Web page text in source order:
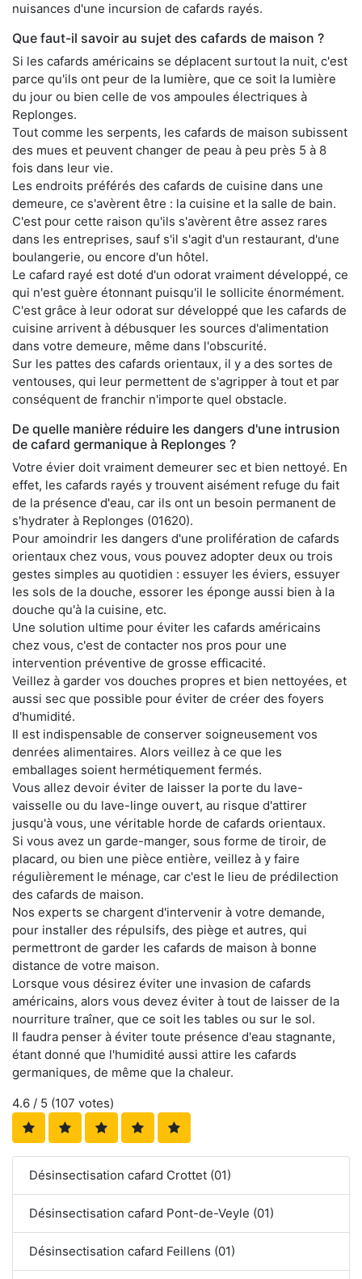
nuisances d'une incursion de cafards rayés.
Que faut-il savoir au sujet des cafards de maison ?
Si les cafards américains se déplacent surtout la nuit, c'est
parce qu'ils ont peur de la lumière, que ce soit la lumière
du jour ou bien celle de vos ampoules électriques à
Replonges.
Tout comme les serpents, les cafards de maison subissent
des mues et peuvent changer de peau à peu près 5 à 8
fois dans leur vie.
Les endroits préférés des cafards de cuisine dans une
demeure, ce s'avèrent être : la cuisine et la salle de bain.
C'est pour cette raison qu'ils s'avèrent être assez rares
dans les entreprises, sauf s'il s'agit d'un restaurant, d'une
boulangerie, ou encore d'un hôtel.
Le cafard rayé est doté d'un odorat vraiment développé, ce
qui n'est guère étonnant puisqu'il le sollicite énormément.
C'est grâce à leur odorat sur développé que les cafards de
cuisine arrivent à débusquer les sources d'alimentation
dans votre demeure, même dans l'obscurité.
Sur les pattes des cafards orientaux, il y a des sortes de
ventouses, qui leur permettent de s'agripper à tout et par
conséquent de franchir n'importe quel obstacle.
De quelle manière réduire les dangers d'une intrusion
de cafard germanique à Replonges ?
Votre évier doit vraiment demeurer sec et bien nettoyé. En
effet, les cafards rayés y trouvent aisément refuge du fait
de la présence d'eau, car ils ont un besoin permanent de
s'hydrater à Replonges (01620).
Pour amoindrir les dangers d'une prolifération de cafards
orientaux chez vous, vous pouvez adopter deux ou trois
gestes simples au quotidien : essuyer les éviers, essuyer
les sols de la douche, essorer les éponge aussi bien à la
douche qu'à la cuisine, etc.
Une solution ultime pour éviter les cafards américains
chez vous, c'est de contacter nos pros pour une
intervention préventive de grosse efficacité.
Veillez à garder vos douches propres et bien nettoyées, et
aussi sec que possible pour éviter de créer des foyers
d'humidité.
Il est indispensable de conserver soigneusement vos
denrées alimentaires. Alors veillez à ce que les
emballages soient hermétiquement fermés.
Vous allez devoir éviter de laisser la porte du lave-
vaisselle ou du lave-linge ouvert, au risque d'attirer
jusqu'à vous, une véritable horde de cafards orientaux.
Si vous avez un garde-manger, sous forme de tiroir, de
placard, ou bien une pièce entière, veillez à y faire
régulièrement le ménage, car c'est le lieu de prédilection
des cafards de maison.
Nos experts se chargent d'intervenir à votre demande,
pour installer des répulsifs, des piège et autres, qui
permettront de garder les cafards de maison à bonne
distance de votre maison.
Lorsque vous désirez éviter une invasion de cafards
américains, alors vous devez éviter à tout de laisser de la
nourriture traîner, que ce soit les tables ou sur le sol.
Il faudra penser à éviter toute présence d'eau stagnante,
étant donné que l'humidité aussi attire les cafards
germaniques, de même que la chaleur.
4.6 / 5 (107 votes)
Désinsectisation cafard Crottet (01)
Désinsectisation cafard Pont-de-Veyle (01)
Désinsectisation cafard Feillens (01)